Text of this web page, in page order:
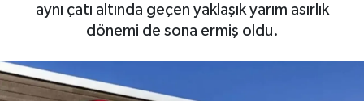
aynı çatı altında geçen yaklaşık yarım asırlık
dönemi de sona ermiş oldu.
Magazin
Gayrimenkul